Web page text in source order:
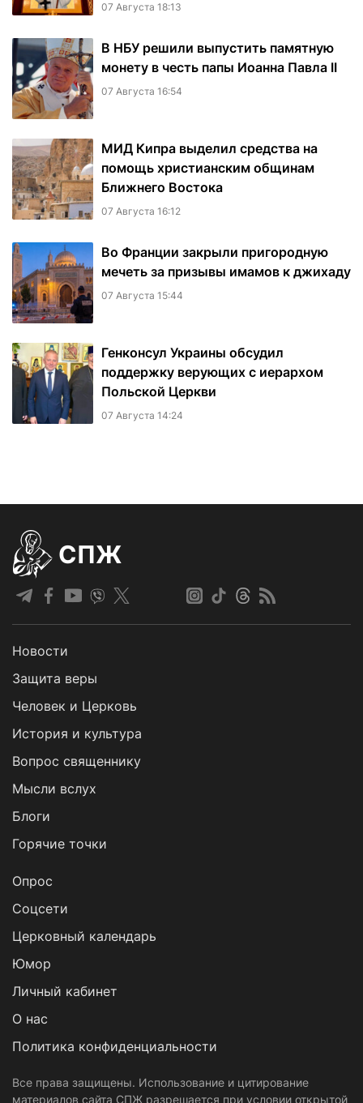
07 Августа 18:13
В НБУ решили выпустить памятную
монету в честь папы Иоанна Павла II
07 Августа 16:54
МИД Кипра выделил средства на
помощь христианским общинам
Ближнего Востока
07 Августа 16:12
Во Франции закрыли пригородную
мечеть за призывы имамов к джихаду
07 Августа 15:44
Генконсул Украины обсудил
поддержку верующих с иерархом
Польской Церкви
07 Августа 14:24
СПЖ
Новости
Защита веры
Человек и Церковь
История и культура
Вопрос священнику
Мысли вслух
Блоги
Горячие точки
Опрос
Cоцсети
Церковный календарь
Юмор
Личный кабинет
О нас
Политика конфиденциальности
Все права защищены. Использование и цитирование
материалов сайта СПЖ разрешается при условии открытой